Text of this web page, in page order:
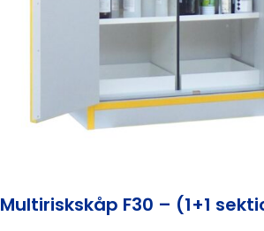
Multiriskskåp F30 – (1+1